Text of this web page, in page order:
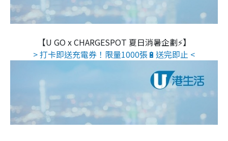
【U GO x CHARGESPOT 夏日消暑企劃⚡】
> 打卡即送充電券！限量1000張🔋送完即止 <